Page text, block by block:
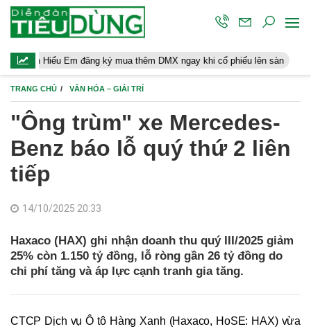
Em đăng ký mua thêm DMX ngay khi cổ phiếu lên sàn Người
TRANG CHỦ VĂN HÓA – GIẢI TRÍ
"Ông trùm" xe Mercedes-
Benz báo lỗ quý thứ 2 liên
tiếp
14/10/2025 20:33
Haxaco (HAX) ghi nhận doanh thu quý III/2025 giảm
25% còn 1.150 tỷ đồng, lỗ ròng gần 26 tỷ đồng do
chi phí tăng và áp lực cạnh tranh gia tăng.
CTCP Dịch vụ Ô tô Hàng Xanh (Haxaco, HoSE: HAX) vừa